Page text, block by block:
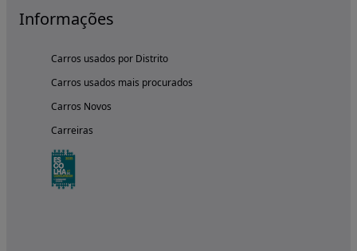
Informações
Carros usados por Distrito
Carros usados mais procurados
Carros Novos
Carreiras